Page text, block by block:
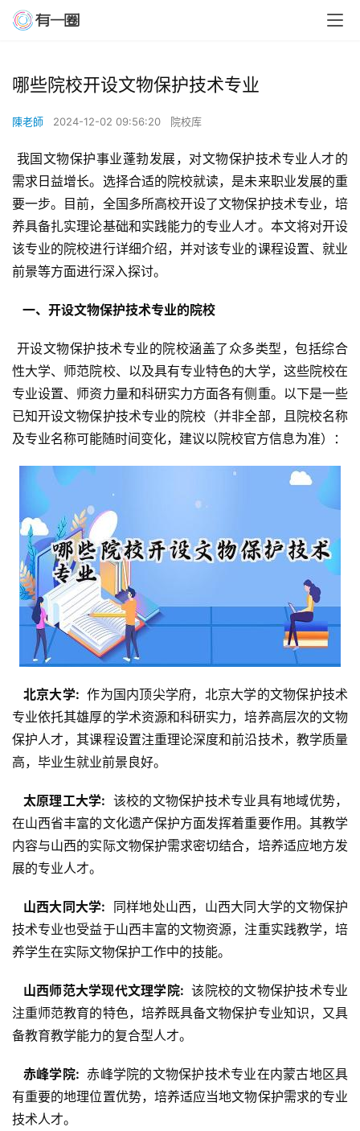
哪些院校开设文物保护技术专业
陳老師 2024-12-02 09:56:20 院校库
需求日益增长。选择合适的院校就读，是未来职业发展的重
要一步。目前，全国多所高校开设了文物保护技术专业，培
养具备扎实理论基础和实践能力的专业人才。本文将对开设
该专业的院校进行详细介绍，并对该专业的课程设置、就业
前景等方面进行深入探讨。
  一、开设文物保护技术专业的院校
性大学、师范院校、以及具有专业特色的大学，这些院校在
专业设置、师资力量和科研实力方面各有侧重。以下是一些
已知开设文物保护技术专业的院校（并非全部，且院校名称
及专业名称可能随时间变化，建议以院校官方信息为准）：
  北京大学:
作为国内顶尖学府，北京大学的文物保护技术
专业依托其雄厚的学术资源和科研实力，培养高层次的文物
保护人才，其课程设置注重理论深度和前沿技术，教学质量
高，毕业生就业前景良好。
  太原理工大学:
该校的文物保护技术专业具有地域优势，
在山西省丰富的文化遗产保护方面发挥着重要作用。其教学
内容与山西的实际文物保护需求密切结合，培养适应地方发
展的专业人才。
  山西大同大学:
同样地处山西，山西大同大学的文物保护
技术专业也受益于山西丰富的文物资源，注重实践教学，培
养学生在实际文物保护工作中的技能。
  山西师范大学现代文理学院:
该院校的文物保护技术专业
注重师范教育的特色，培养既具备文物保护专业知识，又具
备教育教学能力的复合型人才。
  赤峰学院:
赤峰学院的文物保护技术专业在内蒙古地区具
有重要的地理位置优势，培养适应当地文物保护需求的专业
技术人才。